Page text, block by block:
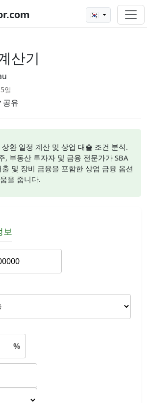
🇰🇷
산기
일
공유
환 일정 계산 및 상업 대출 조건 분석.
, 부동산 투자자 및 금융 전문가가 SBA
및 장비 금융을 포함한 상업 금융 옵션
을 줍니다.
보
%